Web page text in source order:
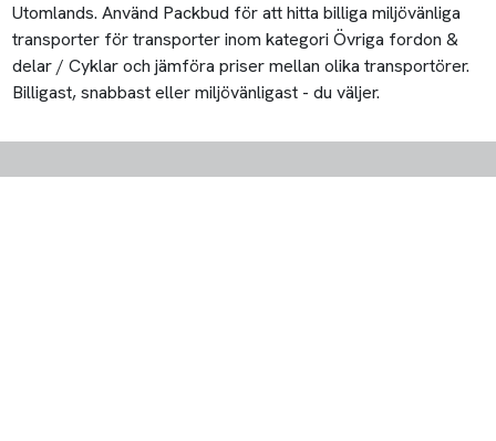
Utomlands. Använd Packbud för att hitta billiga miljövänliga
transporter för transporter inom kategori Övriga fordon &
delar / Cyklar och jämföra priser mellan olika transportörer.
Billigast, snabbast eller miljövänligast - du väljer.